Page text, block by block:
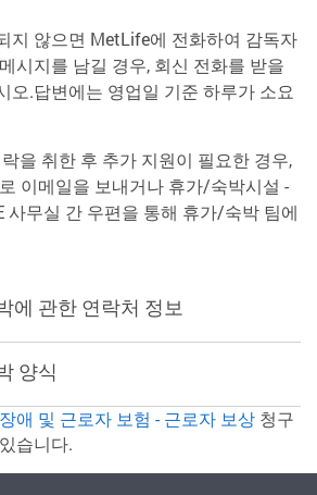
지 않으면 MetLife에 전화하여 감독자
시지를 남길 경우, 회신 전화를 받을
오.답변에는 영업일 기준 하루가 소요
을 취한 후 추가 지원이 필요한 경우,
이메일을 보내거나 휴가/숙박시설 -
사무실 간 우편을 통해 휴가/숙박 팀에
에 관한 연락처 정보
양식
장애 및 근로자 보험 - 근로자 보상 청구
습니다.